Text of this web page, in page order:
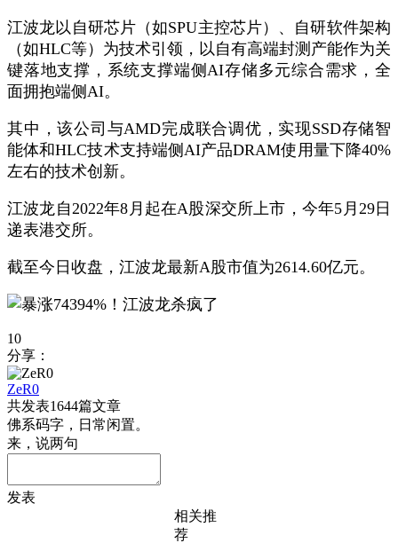
江波龙以自研芯片（如SPU主控芯片）、自研软件架构
（如HLC等）为技术引领，以自有高端封测产能作为关
键落地支撑，系统支撑端侧AI存储多元综合需求，全
面拥抱端侧AI。
其中，该公司与AMD完成联合调优，实现SSD存储智
能体和HLC技术支持端侧AI产品DRAM使用量下降40%
左右的技术创新。
江波龙自2022年8月起在A股深交所上市，今年5月29日
递表港交所。
截至今日收盘，江波龙最新A股市值为2614.60亿元。
10
分享：
ZeR0
共发表1644篇文章
佛系码字，日常闲置。
来，说两句
发表
相关推
荐